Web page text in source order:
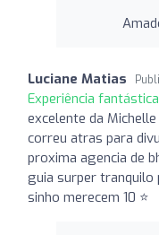
Luciane Matias
Experiência
excelente da
correu atras para
proxima agencia de
guia surper tranquilo
sinho merecem 10 ⭐